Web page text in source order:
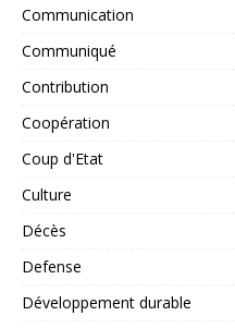
Communication
Communiqué
Contribution
Coopération
Coup d'Etat
Culture
Décès
Defense
Développement durable